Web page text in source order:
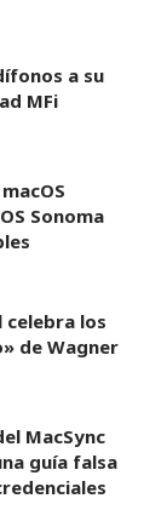
a su
MFi
Sonoma
celebra los
de Wagner
MacSync
guía falsa